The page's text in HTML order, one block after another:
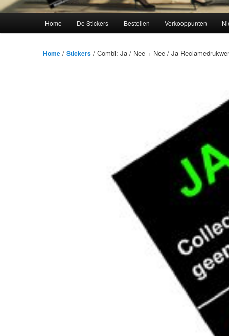
Home De Stickers Bestellen Verkooppunten
Home/ Stickers/ Combi: Ja / Nee + Nee / Ja